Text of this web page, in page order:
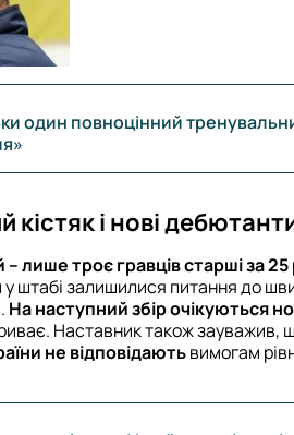
один повноцінний
і нові
лише троє гравців старші за 25
штабі залишилися питання до
На наступний збір очікуються
Наставник також зауважив,
не відповідаютьвимогам